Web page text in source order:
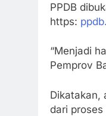
PPDB
https:
“Menjadi
Pemprov
Dikatakan,
dari